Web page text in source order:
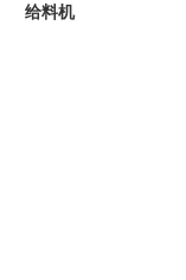
给料机